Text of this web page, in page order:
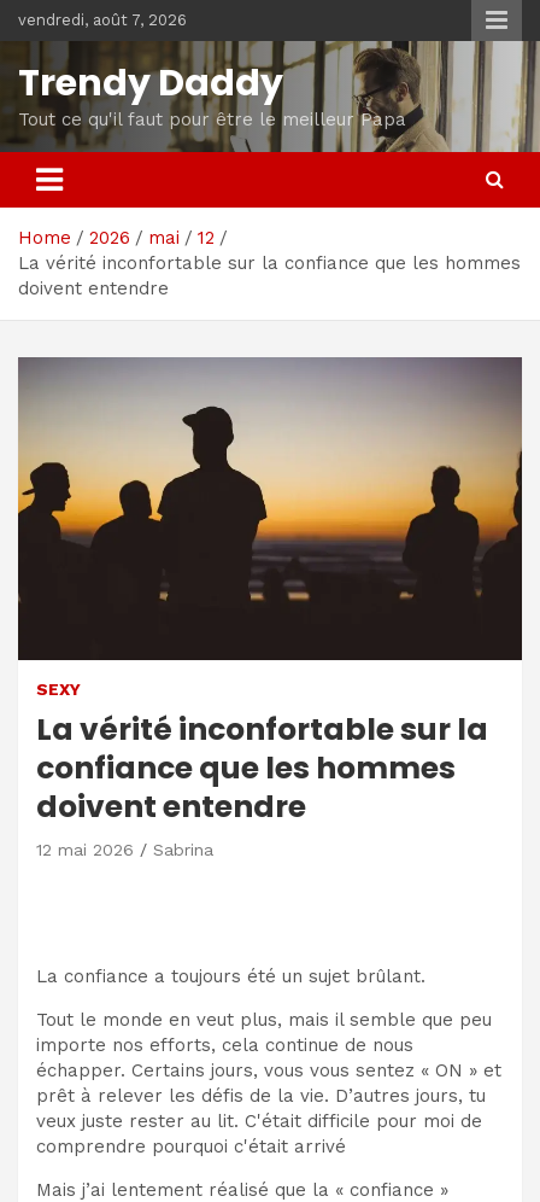
to
content
vendredi, août 7, 2026
Trendy Daddy
Tout ce qu'il faut pour être le meilleur Papa
Home 2026 mai
12
La vérité inconfortable sur la confiance que les hommes
doivent entendre
SEXY
La vérité inconfortable sur la
confiance que les hommes
doivent entendre
12 mai 2026 Sabrina
La confiance a toujours été un sujet brûlant.
Tout le monde en veut plus, mais il semble que peu
importe nos efforts, cela continue de nous
échapper. Certains jours, vous vous sentez « ON » et
prêt à relever les défis de la vie. D’autres jours, tu
veux juste rester au lit. C'était difficile pour moi de
comprendre pourquoi c'était arrivé
Mais j’ai lentement réalisé que la « confiance »